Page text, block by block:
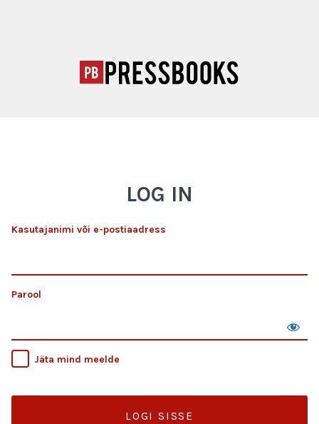
LOG IN
Kasutajanimi või e-postiaadress
Parool
Jäta mind meelde